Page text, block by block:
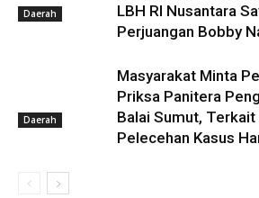
Daerah
LBH RI Nusantara
Perjuangan Bobby
Daerah
Masyarakat Minta
Priksa Panitera
Balai Sumut, Terkait
Pelecehan Kasus